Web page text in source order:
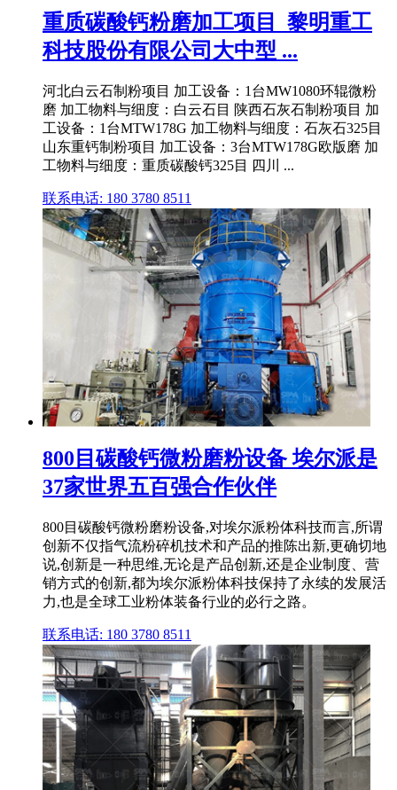
重质碳酸钙粉磨加工项目_黎明重工
科技股份有限公司大中型 ...
河北白云石制粉项目 加工设备：1台MW1080环辊微粉
磨 加工物料与细度：白云石目 陕西石灰石制粉项目 加
工设备：1台MTW178G 加工物料与细度：石灰石325目
山东重钙制粉项目 加工设备：3台MTW178G欧版磨 加
工物料与细度：重质碳酸钙325目 四川 ...
联系电话: 180 3780 8511
800目碳酸钙微粉磨粉设备 埃尔派是
37家世界五百强合作伙伴
800目碳酸钙微粉磨粉设备,对埃尔派粉体科技而言,所谓
创新不仅指气流粉碎机技术和产品的推陈出新,更确切地
说,创新是一种思维,无论是产品创新,还是企业制度、营
销方式的创新,都为埃尔派粉体科技保持了永续的发展活
力,也是全球工业粉体装备行业的必行之路。
联系电话: 180 3780 8511